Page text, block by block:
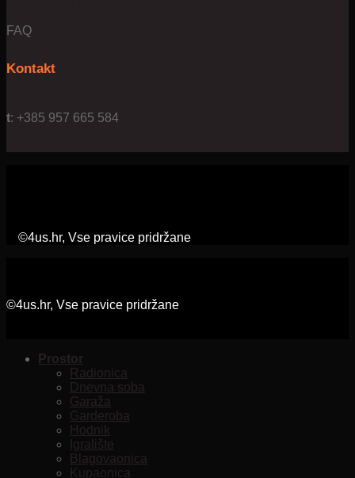
FAQ
Kontakt
t: +385 957 665 584
©4us.hr, Vse pravice pridržane
©4us.hr, Vse pravice pridržane
Prostor
Radionica
Dnevna soba
Garaža
Garderoba
Hodnik
Igralište
Blagovaonica
Kupaonica